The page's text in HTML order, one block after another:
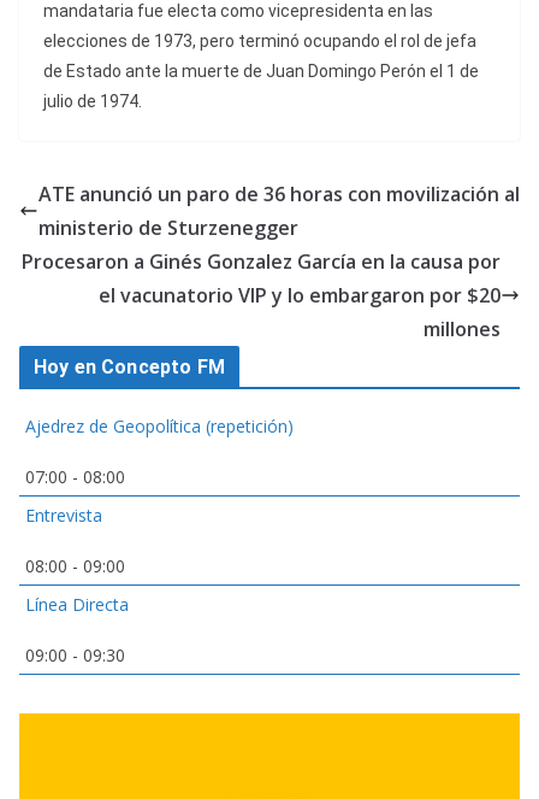
mandataria fue electa como vicepresidenta en las
elecciones de 1973, pero terminó ocupando el rol de jefa
de Estado ante la muerte de Juan Domingo Perón el 1 de
julio de 1974.
ATE anunció un paro de 36 horas con movilización al
ministerio de Sturzenegger
Procesaron a Ginés Gonzalez García en la causa por
el vacunatorio VIP y lo embargaron por $20
millones
Hoy en Concepto FM
Ajedrez de Geopolítica (repetición)
07:00 - 08:00
Entrevista
08:00 - 09:00
Línea Directa
09:00 - 09:30